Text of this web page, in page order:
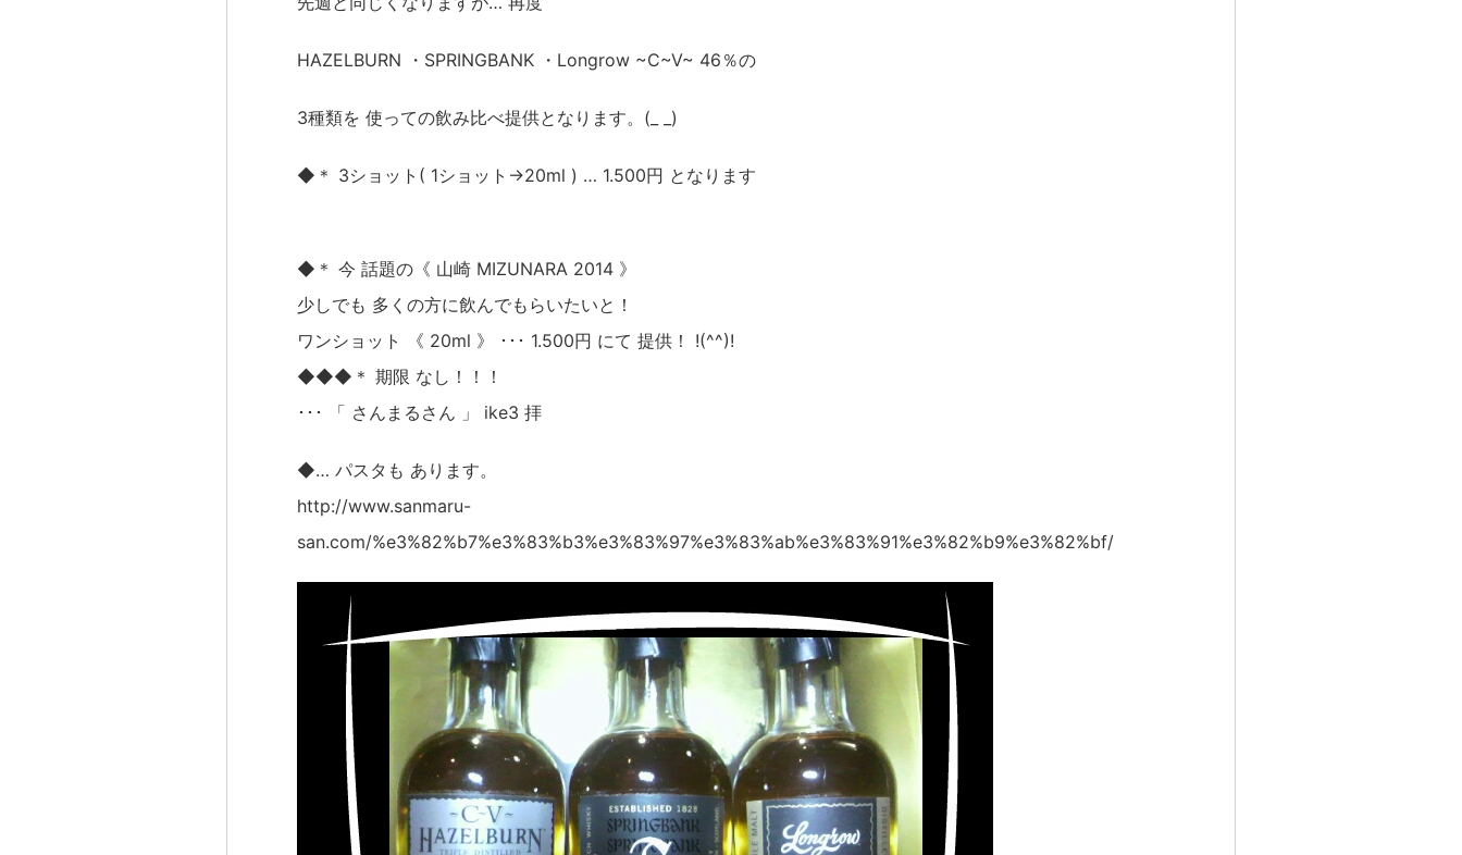
HAZELBURN ・SPRINGBANK ・Longrow ~C~V~ 46％の
3種類を 使っての飲み比べ提供となります。(_ _)
◆＊ 3ショット( 1ショット→20ml ) … 1.500円 となります
◆＊ 今 話題の《 山崎 MIZUNARA 2014 》
少しでも 多くの方に飲んでもらいたいと！
ワンショット 《 20ml 》 ･･･ 1.500円 にて 提供！ !(^^)!
◆◆◆＊ 期限 なし！！！
･･･ 「 さんまるさん 」 ike3 拝
◆… パスタも あります。
http://www.sanmaru-
san.com/%e3%82%b7%e3%83%b3%e3%83%97%e3%83%ab%e3%83%91%e3%82%b9%e3%82%bf/